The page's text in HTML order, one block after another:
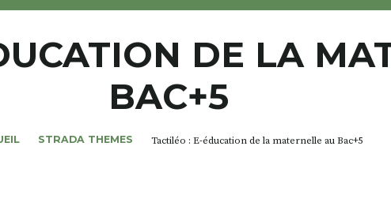
DE LA
BAC+5
STRADA THEMES Tactiléo : E-éducation de la maternelle au Bac+5